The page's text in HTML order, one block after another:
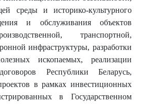
среды и историко-культурного
и обслуживания объектов
транспортной,
инфраструктуры, разработки
ископаемых, реализации
Республики Беларусь,
в рамках инвестиционных
в Государственном